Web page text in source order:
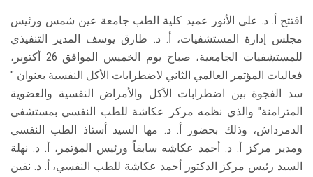
افتتح أ. د. على الأنور عميد كلية الطب جامعة عين شمس ورئيس
مجلس إدارة المستشفيات، أ. د. طارق يوسف المدير التنفيذي
للمستشفيات الجامعية، صباح يوم الخميس الموافق 26 أكتوبر،
فعاليات المؤتمر العالمي الثاني لاضطرابات الأكل النفسية بعنوان "
سد الفجوة بين اضطرابات الأكل والأمراض النفسية والعضوية
المتزامنة" والذي نظمه مركز عكاشة للطب النفسي بمستشفى
الدمرداش، وذلك بحضور أ. د. مها السيد أستاذ الطب النفسي
ومدير مركز أ. د. أحمد عكاشه سابقاً ورئيس المؤتمر، أ. د. نهلة
السيد رئيس مركز الدكتور أحمد عكاشة للطب النفسي، أ. د. نفين